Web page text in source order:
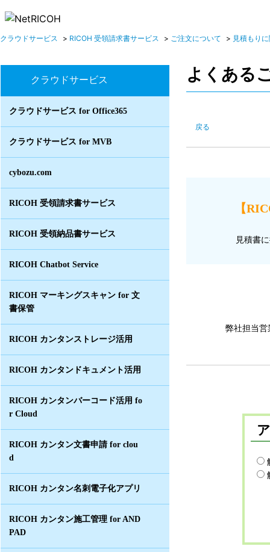
クラウドサービス > RICOH 受領請求書サービス > ご注文について > 見積もり
クラウドサービス
クラウドサービス for Office365
クラウドサービス for MVB
cybozu.com
RICOH 受領請求書サービス
RICOH 受領納品書サービス
RICOH Chatbot Service
RICOH マーキングスキャン for 文
書保管
RICOH カンタンストレージ活用
RICOH カンタンドキュメント活用
RICOH カンタンバーコード活用 fo
r Cloud
RICOH カンタン文書申請 for clou
d
RICOH カンタン名刺電子化アプリ
RICOH カンタン施工管理 for AND
PAD
よくある
戻る
【
見積書
弊社担当